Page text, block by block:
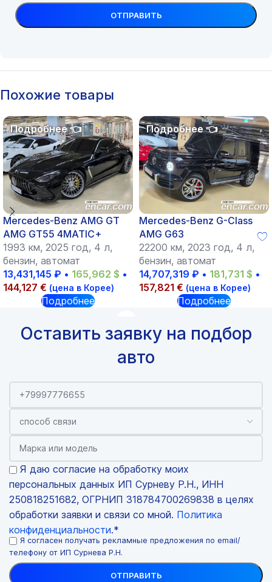
Похожие товары
Mercedes-Benz AMG GT
AMG GT55 4MATIC+
1993 км, 2025 год, 4 л,
бензин, автомат
13,431,145 ₽ • 165,962 $ •
144,127 € (цена в Корее)
Подробнее
Mercedes-Benz G-Class
AMG G63
22200 км, 2023 год, 4 л,
бензин, автомат
14,707,319 ₽ • 181,731 $ •
157,821 € (цена в Корее)
Подробнее
Оставить заявку на подбор
авто
Я даю согласие на обработку моих
персональных данных ИП Сурневу Р.Н., ИНН
250818251682, ОГРНИП 318784700269838 в целях
обработки заявки и связи со мной. Политика
конфиденциальности.*
Я согласен получать рекламные предложения по email/
телефону от ИП Сурнева Р.Н.